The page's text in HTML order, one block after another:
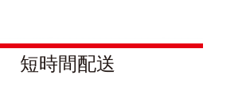
短時間配送